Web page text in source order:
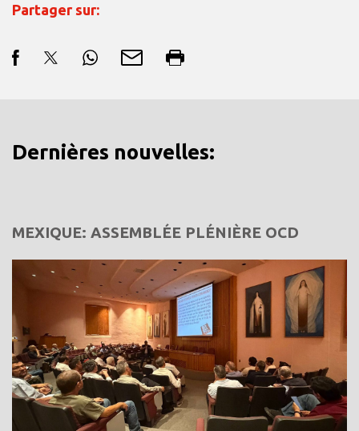
Partager sur:
Dernières nouvelles:
MEXIQUE: ASSEMBLÉE PLÉNIÈRE OCD